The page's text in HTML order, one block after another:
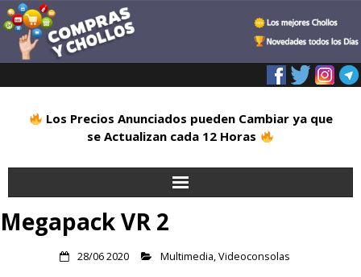
Los Precios Anunciados pueden Cambiar ya que
se Actualizan cada 12 Horas
Inicio
Alimentación
Megapack VR 2
28/06 2020 Multimedia,Videoconsolas